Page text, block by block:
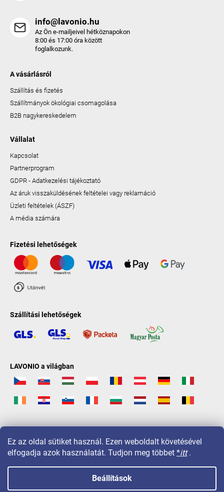
Ez az oldal sütiket használ. Ezen weboldalt követésével
elfogadja azok használatát. Tudjon meg többet *itt.
Beállítások
info@lavonio.hu
Az Ön e-mailjeivel hétköznapokon
8:00 és 17:00 óra között
foglalkozunk.
A vásárlásról
Szállítás és fizetés
Szállítmányok ökológiai csomagolása
B2B nagykereskedelem
Vállalat
Kapcsolat
Partnerprogram
GDPR - Adatkezelési tájékoztató
Az áruk visszaküldésének feltételei vagy reklamáció
Üzleti feltételek (ÁSZF)
A média számára
Fizetési lehetőségek
Szállítási lehetőségek
LAVONIO a világban
Copyright 2026 LAVONIO.hu. Minden jog fenntartva.